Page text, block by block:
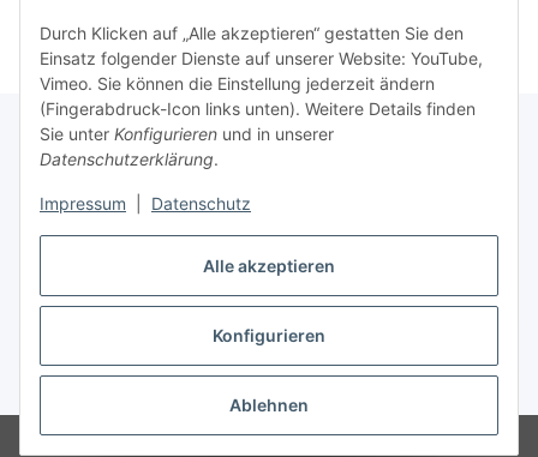
Alle akzeptieren
Konfigurieren
Ablehnen
Durch Klicken auf „Alle akzeptieren“ gestatten Sie den
Einsatz folgender Dienste auf unserer Website: YouTube,
Vimeo. Sie können die Einstellung jederzeit ändern
(Fingerabdruck-Icon links unten). Weitere Details finden
Sie unter Konfigurieren und in unserer
Datenschutzerklärung.
Impressum Datenschutz
Vertrag widerrufen
* Alle Preise inkl. gesetzlicher USt.